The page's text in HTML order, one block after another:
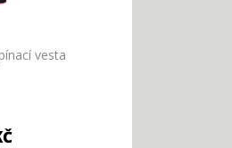
vesta